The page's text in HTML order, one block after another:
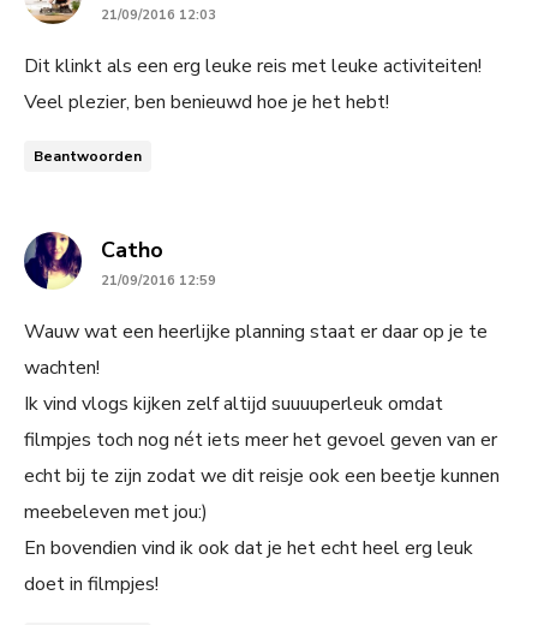
21/09/2016 12:03
Dit klinkt als een erg leuke reis met leuke activiteiten!
Veel plezier, ben benieuwd hoe je het hebt!
Beantwoorden
Catho
21/09/2016 12:59
Wauw wat een heerlijke planning staat er daar op je te
wachten!
Ik vind vlogs kijken zelf altijd suuuuperleuk omdat
filmpjes toch nog nét iets meer het gevoel geven van er
echt bij te zijn zodat we dit reisje ook een beetje kunnen
meebeleven met jou:)
En bovendien vind ik ook dat je het echt heel erg leuk
doet in filmpjes!